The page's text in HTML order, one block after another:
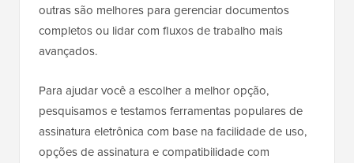
outras são melhores para gerenciar documentos
completos ou lidar com fluxos de trabalho mais
avançados.
Para ajudar você a escolher a melhor opção,
pesquisamos e testamos ferramentas populares de
assinatura eletrônica com base na facilidade de uso,
opções de assinatura e compatibilidade com